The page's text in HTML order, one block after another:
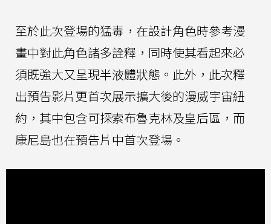
至於此次登場的猛毒，在設計角色時參考漫
畫中對此角色諸多詮釋，同時使其看起來必
須既強大又呈現半液體狀態。此外，此次釋
出預告影片更首次展示擴大後的漫威宇宙紐
約，其中包含可探索布魯克林及皇后區，而
康尼島也在預告片中首次登場。